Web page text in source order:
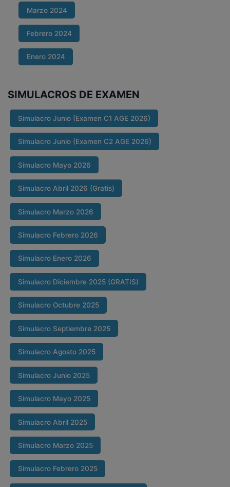
Marzo 2024
Febrero 2024
Enero 2024
SIMULACROS DE EXAMEN
Simulacro Junio (Examen C1 AGE 2026)
Simulacro Junio (Examen C2 AGE 2026)
Simulacro Mayo 2026
Simulacro Abril 2026 (Gratis)
Simulacro Marzo 2026
Simulacro Febrero 2026
Simulacro Enero 2026
Simulacro Diciembre 2025 (GRATIS)
Simulacro Octubre 2025
Simulacro Septiembre 2025
Simulacro Agosto 2025
Simulacro Junio 2025
Simulacro Mayo 2025
Simulacro Abril 2025
Simulacro Marzo 2025
Simulacro Febrero 2025